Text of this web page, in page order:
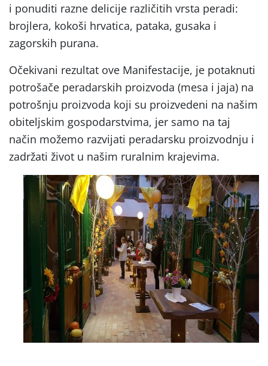
i ponuditi razne delicije različitih vrsta peradi:
brojlera, kokoši hrvatica, pataka, gusaka i
zagorskih purana.
Očekivani rezultat ove Manifestacije, je potaknuti
potrošače peradarskih proizvoda (mesa i jaja) na
potrošnju proizvoda koji su proizvedeni na našim
obiteljskim gospodarstvima, jer samo na taj
način možemo razvijati peradarsku proizvodnju i
zadržati život u našim ruralnim krajevima.